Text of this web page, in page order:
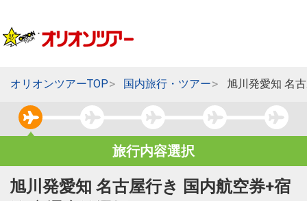
オリオンツアーTOP 国内旅行・ツアー 旭川発愛知 名
旅行内容選択
旭川発愛知 名古屋行き 国内航空券+宿